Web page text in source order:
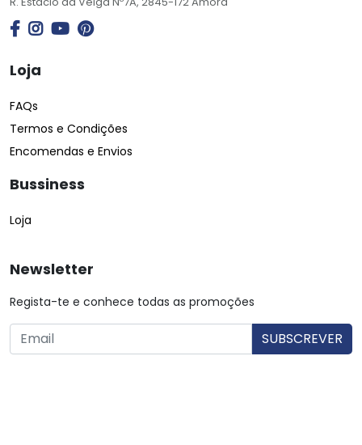
Loja
FAQs
Termos e Condições
Encomendas e Envios
Bussiness
Loja
Newsletter
Regista-te e conhece todas as promoções